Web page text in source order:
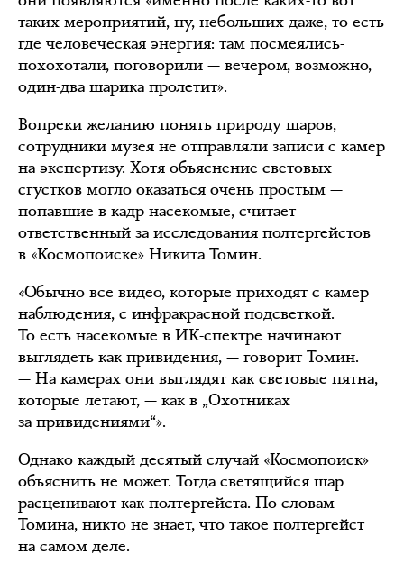
таких мероприятий, ну, небольших даже, то есть
где человеческая энергия: там посмеялись-
похохотали, поговорили — вечером, возможно,
один-два шарика пролетит».
Вопреки желанию понять природу шаров,
сотрудники музея не отправляли записи с камер
на экспертизу. Хотя объяснение световых
сгустков могло оказаться очень простым —
попавшие в кадр насекомые, считает
ответственный за исследования полтергейстов
в «Космопоиске» Никита Томин.
«Обычно все видео, которые приходят с камер
наблюдения, с инфракрасной подсветкой.
То есть насекомые в ИК-спектре начинают
выглядеть как привидения, — говорит Томин.
— На камерах они выглядят как световые пятна,
которые летают, — как в „Охотниках
за привидениями“».
Однако каждый десятый случай «Космопоиск»
объяснить не может. Тогда светящийся шар
расценивают как полтергейста. По словам
Томина, никто не знает, что такое полтергейст
на самом деле.